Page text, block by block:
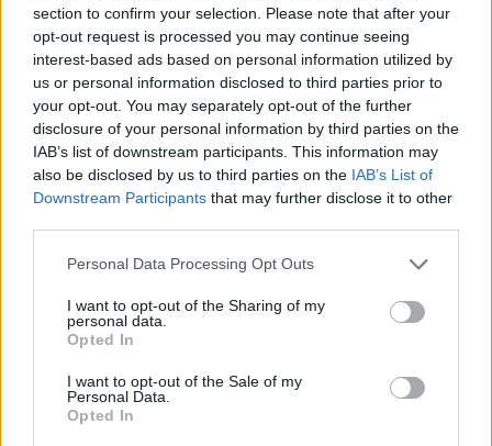
section to confirm your selection. Please note that after your
opt-out request is processed you may continue seeing
interest-based ads based on personal information utilized by
us or personal information disclosed to third parties prior to
your opt-out. You may separately opt-out of the further
disclosure of your personal information by third parties on the
IAB’s list of downstream participants. This information may
also be disclosed by us to third parties on the IAB’s List of
Downstream Participants that may further disclose it to other
Personal Data Processing Opt Outs
I want to opt-out of the Sharing of my
personal data.
Opted In
I want to opt-out of the Sale of my
Personal Data.
Opted In